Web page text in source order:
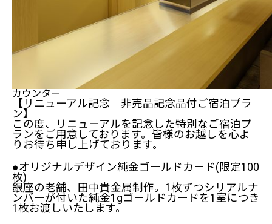
カウンター
【リニューアル記念 非売品記念品付ご宿泊プラ
ン】
この度、リニューアルを記念した特別なご宿泊プ
ランをご用意しております。皆様のお越しを心よ
りお待ち申し上げております。
●オリジナルデザイン純金ゴールドカード(限定100
枚)
銀座の老舗、田中貴金属制作。1枚ずつシリアルナ
ンバーが付いた純金1gゴールドカードを1室につき
1枚お渡しいたします。